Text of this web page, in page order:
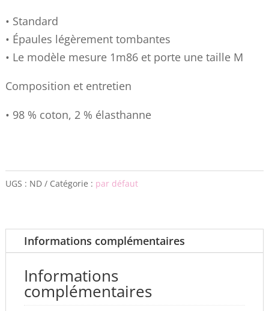
• Standard
• Épaules légèrement tombantes
• Le modèle mesure 1m86 et porte une taille M
Composition et entretien
• 98 % coton, 2 % élasthanne
UGS : ND Catégorie : par défaut
Informations complémentaires
Informations
complémentaires